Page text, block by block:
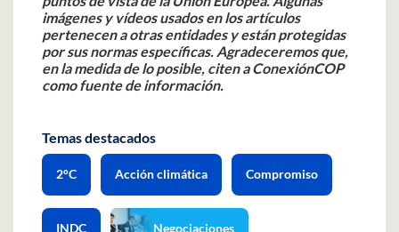
imágenes y vídeos usados en los artículos
pertenecen a otras entidades y están protegidas
por sus normas específicas. Agradeceremos que,
en la medida de lo posible, citen a ConexiónCOP
como fuente de información.
Temas destacados
2°C Acción climática Compromiso
INDC Negociaciones